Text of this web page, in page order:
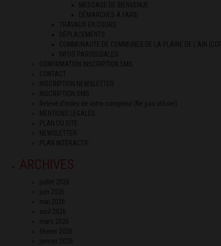
MESSAGE DE BIENVENUE
DÉMARCHES À FAIRE
TRAVAUX EN COURS
DÉPLACEMENTS
COMMUNAUTE DE COMMUNES DE LA PLAINE DE L’AIN
INFOS PAROISSIALES
CONFIRMATION INSCRIPTION SMS
CONTACT
INSCRIPTION NEWSLETTER
INSCRIPTION SMS
Relevé d’index de votre compteur (Ne pas utiliser)
MENTIONS LÉGALES
PLAN DU SITE
NEWSLETTER
PLAN INTERACTIF
ARCHIVES
juillet 2026
juin 2026
mai 2026
avril 2026
mars 2026
février 2026
janvier 2026